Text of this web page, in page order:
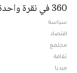
360 في نقرة واحدة
سياسة
اقتصاد
مجتمع
ثقافة
ميديا